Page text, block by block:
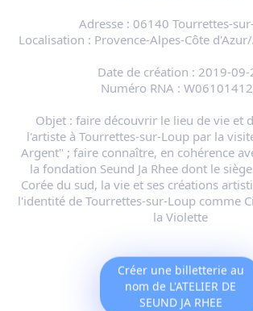
Adresse : 06140 Tourrettes-
Localisation : Provence-Alpes-Côte
Date de création : 2019-09-
Numéro RNA :
Objet : faire découvrir le lieu de vie et
l'artiste à Tourrettes-sur-Loup par la
Argent" ; faire connaître, en cohérence
la fondation Seund Ja Rhee dont le
Corée du sud, la vie et ses créations
l'identité de Tourrettes-sur-Loup comme
la Violette
Créer une billetterie au
nom de L'ATELIER DE
SEUND JA RHEE